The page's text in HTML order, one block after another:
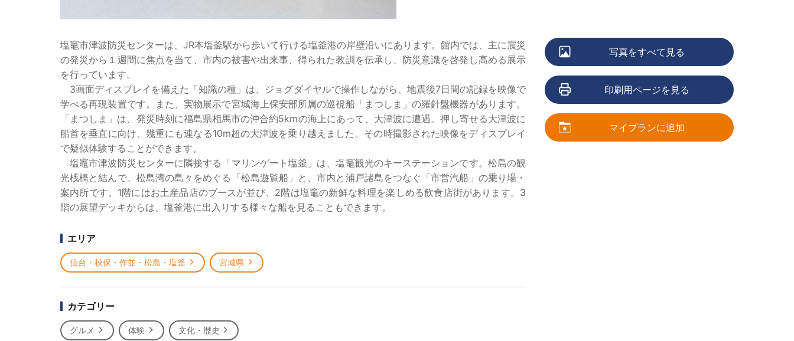
塩竈市津波防災センターは、JR本塩釜駅から歩いて行ける塩釜港の岸壁沿いにあります。館内では、主に震災
の発災から１週間に焦点を当て、市内の被害や出来事、得られた教訓を伝承し、防災意識を啓発し高める展示
を行っています。
3画面ディスプレイを備えた「知識の種」は、ジョグダイヤルで操作しながら、地震後7日間の記録を映像で
学べる再現装置です。また、実物展示で宮城海上保安部所属の巡視船「まつしま」の羅針盤機器があります。
「まつしま」は、発災時刻に福島県相馬市の沖合約5kmの海上にあって、大津波に遭遇。押し寄せる大津波に
船首を垂直に向け、幾重にも連なる10m超の大津波を乗り越えました。その時撮影された映像をディスプレイ
で疑似体験することができます。
塩竈市津波防災センターに隣接する「マリンゲート塩釜」は、塩竈観光のキーステーションです。松島の観
光桟橋と結んで、松島湾の島々をめぐる「松島遊覧船」と、市内と浦戸諸島をつなぐ「市営汽船」の乗り場・
案内所です。1階にはお土産品店のブースが並び、2階は塩竈の新鮮な料理を楽しめる飲食店街があります。3
階の展望デッキからは、塩釜港に出入りする様々な船を見ることもできます。
エリア
仙台・秋保・作並・松島・塩釜 宮城県
カテゴリー
グルメ 体験 文化・歴史
写真をすべて見る
印刷用ページを見る
マイプランに追加